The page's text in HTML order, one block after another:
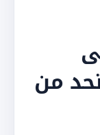
من